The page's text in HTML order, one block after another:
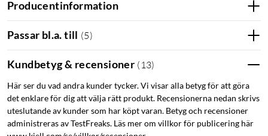
14, 15, 16e och 17e och ger ett stabilt grepp utan att göra
originalutseendet, samtidigt som materialkombinationen
MagSafe som bara fungerar
Clear MagSafe Case är MagSafe-kompatibelt, så du kan ladda
Producentinformation
Passar bl.a. till (5)
Kundbetyg & recensioner ( 13)
Här ser du vad andra kunder tycker. Vi visar alla betyg för att göra
det enklare för dig att välja rätt produkt. Recensionerna nedan skrivs
uteslutande av kunder som har köpt varan. Betyg och recensioner
administreras av TestFreaks. Läs mer om villkor för publicering här